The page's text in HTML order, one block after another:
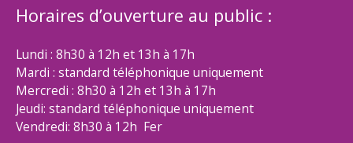
Horaires d’ouverture au public :
Lundi : 8h30 à 12h et 13h à 17h
Mardi : standard téléphonique uniquement
Mercredi : 8h30 à 12h et 13h à 17h
Jeudi: standard téléphonique uniquement
Vendredi: 8h30 à 12h Fer